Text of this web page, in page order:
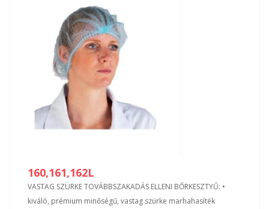
160,161,162L
VASTAG SZÜRKE TOVÁBBSZAKADÁS ELLENI BŐRKESZTYŰ: •
kiváló, prémium minőségű, vastag szürke marhahasíték